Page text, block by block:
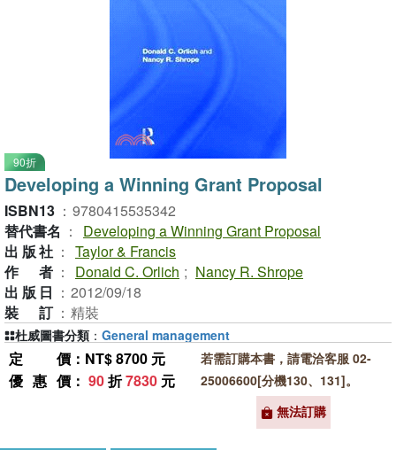
90折
Developing a Winning Grant Proposal
ISBN13 ： 9780415535342
替代書名 ：
Developing a Winning Grant Proposal
出版社 ： Taylor & Francis
作者 ： Donald C. Orlich ; Nancy R. Shrope
出版日 ： 2012/09/18
裝訂 ： 精裝
定價 ：NT$ 8700 元
優惠價 ： 90折7830 元
若需訂購本書，請電洽客服 02-
25006600[分機130、131]。
無法訂購
杜威圖書分類 ： General management